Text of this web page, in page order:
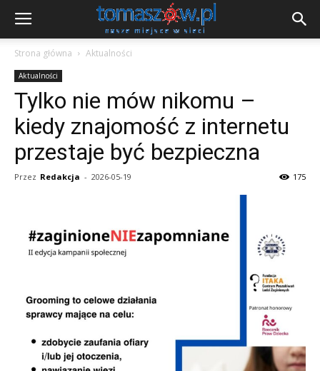
Strona główna Aktualności
Aktualności
Tylko nie mów nikomu –
kiedy znajomość z internetu
przestaje być bezpieczna
Przez Redakcja - 2026-05-19 175